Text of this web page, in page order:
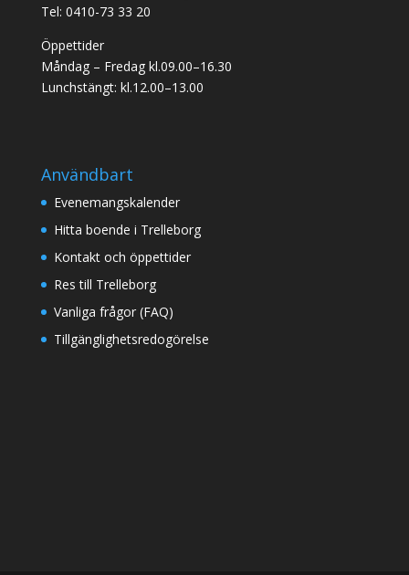
Tel: 0410-73 33 20
Öppettider
Måndag – Fredag kl.09.00–16.30
Lunchstängt: kl.12.00–13.00
Användbart
Evenemangskalender
Hitta boende i Trelleborg
Kontakt och öppettider
Res till Trelleborg
Vanliga frågor (FAQ)
Tillgänglighetsredogörelse